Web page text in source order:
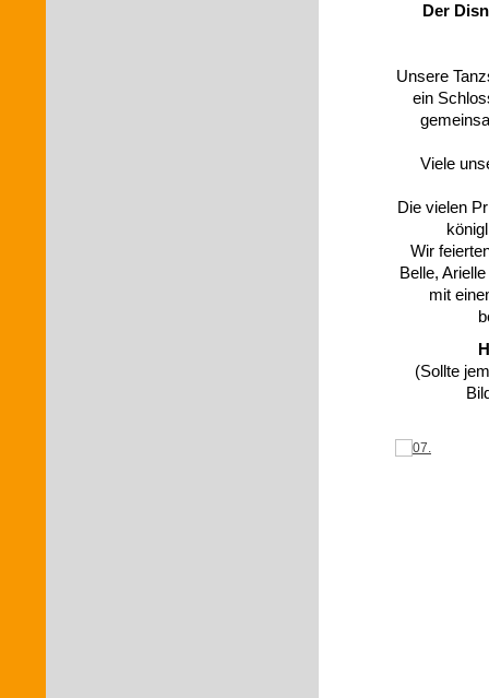
Der
Unsere
ein
Viele
Die vielen
Wir
Belle,
mit
(Sollte